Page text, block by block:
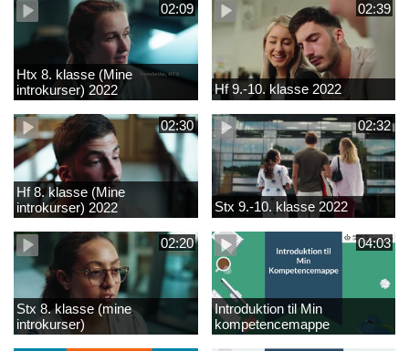
02:09
Htx 8. klasse (Mine
introkurser) 2022
02:39
Hf 9.-10. klasse 2022
02:30
Hf 8. klasse (Mine
introkurser) 2022
02:32
Stx 9.-10. klasse 2022
02:20
Stx 8. klasse (mine
introkurser)
04:03
Introduktion til Min
kompetencemappe